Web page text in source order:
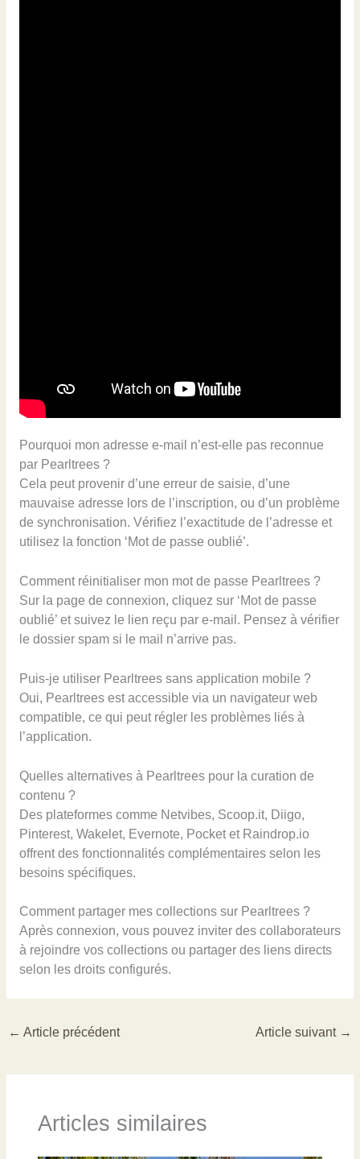
Pourquoi mon adresse e-mail n’est-elle pas reconnue
par Pearltrees ?
Cela peut provenir d’une erreur de saisie, d’une
mauvaise adresse lors de l’inscription, ou d’un problème
de synchronisation. Vérifiez l’exactitude de l’adresse et
utilisez la fonction ‘Mot de passe oublié’.
Comment réinitialiser mon mot de passe Pearltrees ?
Sur la page de connexion, cliquez sur ‘Mot de passe
oublié’ et suivez le lien reçu par e-mail. Pensez à vérifier
le dossier spam si le mail n’arrive pas.
Puis-je utiliser Pearltrees sans application mobile ?
Oui, Pearltrees est accessible via un navigateur web
compatible, ce qui peut régler les problèmes liés à
l’application.
Quelles alternatives à Pearltrees pour la curation de
contenu ?
Des plateformes comme Netvibes, Scoop.it, Diigo,
Pinterest, Wakelet, Evernote, Pocket et Raindrop.io
offrent des fonctionnalités complémentaires selon les
besoins spécifiques.
Comment partager mes collections sur Pearltrees ?
Après connexion, vous pouvez inviter des collaborateurs
à rejoindre vos collections ou partager des liens directs
selon les droits configurés.
← Article précédent Article suivant →
Articles similaires